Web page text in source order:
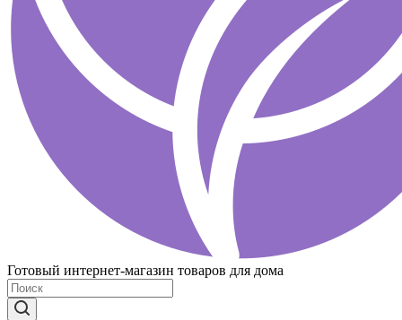
Готовый интернет-магазин товаров для дома